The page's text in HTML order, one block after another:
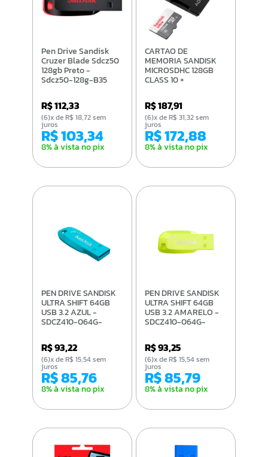
Pen Drive Sandisk
Cruzer Blade Sdcz50
128gb Preto -
Sdcz50-128g-B35
R$ 112,33
R$ 103,34
8% à vista no pix
(6)x de R$ 18,72 sem
juros
CARTAO DE
MEMORIA SANDISK
MICROSDHC 128GB
CLASS 10 +
SDSQUNR-128G-
GN3MA
R$ 187,91
R$ 172,88
8% à vista no pix
(6)x de R$ 31,32 sem
juros
PEN DRIVE SANDISK
ULTRA SHIFT 64GB
USB 3.2 AZUL -
SDCZ410-064G-
R$ 93,22
R$ 85,76
8% à vista no pix
(6)x de R$ 15,54 sem
juros
PEN DRIVE SANDISK
ULTRA SHIFT 64GB
USB 3.2 AMARELO -
SDCZ410-064G-
R$ 93,25
R$ 85,79
8% à vista no pix
(6)x de R$ 15,54 sem
juros